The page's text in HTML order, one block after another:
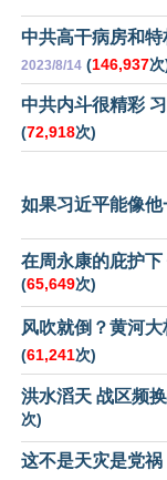
中共高干病房和
2023/8/14 (146,937次
中共内斗很精彩
(72,918次)
如果习近平能像
在周永康的庇护
(65,649次)
风吹就倒？黄河
(61,241次)
洪水滔天 战区频
次)
这不是天灾是党